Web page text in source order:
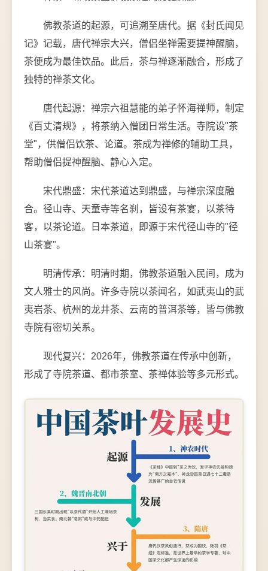
佛教茶道的起源，可追溯至唐代。据《封氏闻见
记》记载，唐代禅宗大兴，僧侣坐禅需要提神醒脑，
茶便成为最佳饮品。此后，茶与禅逐渐融合，形成了
独特的禅茶文化。
唐代起源：禅宗六祖慧能的弟子怀海禅师，制定
《百丈清规》，将茶纳入僧团日常生活。寺院设"茶
堂"，供僧侣饮茶、论道。茶成为禅修的辅助工具，
帮助僧侣提神醒脑、静心入定。
宋代鼎盛：宋代茶道达到鼎盛，与禅宗深度融
合。径山寺、天童寺等名刹，皆设有茶宴，以茶待
客，以茶论道。日本茶道，即源于宋代径山寺的"径
山茶宴"。
明清传承：明清时期，佛教茶道融入民间，成为
文人雅士的风尚。许多寺院以茶闻名，如武夷山的武
夷岩茶、杭州的龙井茶、云南的普洱茶等，皆与佛教
寺院有密切关系。
现代复兴：2026年，佛教茶道在传承中创新，
形成了寺院茶道、都市茶室、茶禅体验等多元形式。